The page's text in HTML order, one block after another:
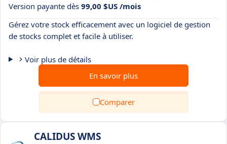
Version payante dès 99,00 $US /mois
Gérez votre stock efficacement avec un logiciel de gestion
de stocks complet et facile à utiliser.
Voir plus de détails
En savoir plus
Comparer
CALIDUS WMS